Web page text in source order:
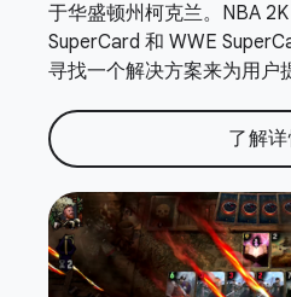
于华盛顿州柯克兰。NBA
SuperCard 和 WWE
寻找一个解决方案来为用户
了解